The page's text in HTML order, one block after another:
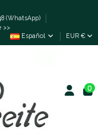
(WhatsApp)
>>
Español
EUR €
0